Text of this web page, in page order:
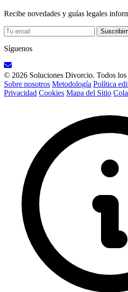
Recibe novedades y guías legales
Síguenos
© 2026 Soluciones Divorcio. Todos los
Sobre nosotros Metodología Política
Privacidad Cookies Mapa del Sitio